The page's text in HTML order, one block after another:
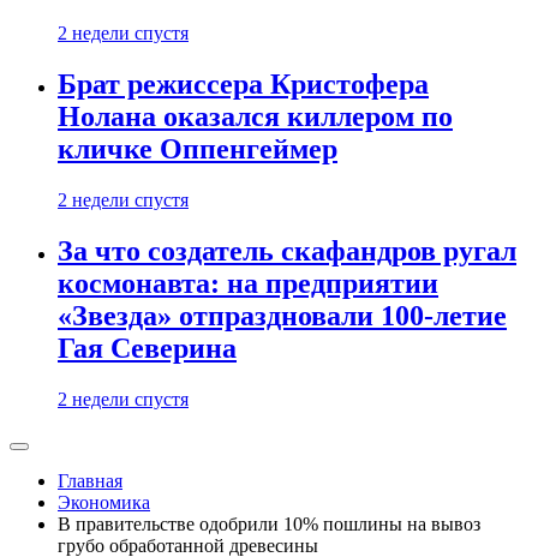
2 недели спустя
Брат режиссера Кристофера
Нолана оказался киллером по
кличке Оппенгеймер
2 недели спустя
За что создатель скафандров ругал
космонавта: на предприятии
«Звезда» отпраздновали 100-летие
Гая Северина
2 недели спустя
Главная
Экономика
В правительстве одобрили 10% пошлины на вывоз
грубо обработанной древесины